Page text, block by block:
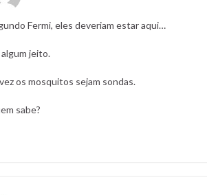
Fermi, eles deveriam estar aqui…
jeito.
os mosquitos sejam sondas.
sabe?